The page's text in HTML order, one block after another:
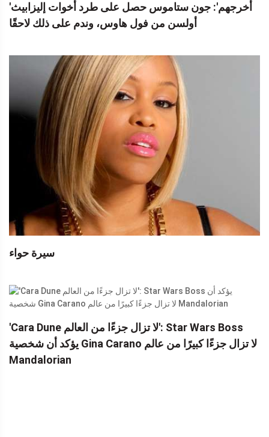
'أخرجهم': جون ستاموس حصل على طرد أخوات إليزابيث
أولسن من فول هاوس، وندم على ذلك لاحقًا
سيرة حواء
'Cara Dune لا تزال جزءًا من العالم': Star Wars Boss
يؤكد أن شخصية Gina Carano لا تزال جزءًا كبيرًا من عالم
Mandalorian